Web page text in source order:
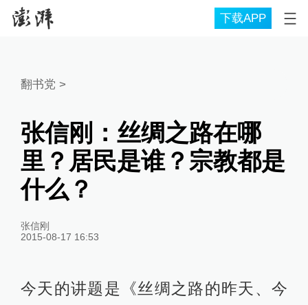
下载APP
翻书党 >
张信刚：丝绸之路在哪
里？居民是谁？宗教都是
什么？
张信刚
2015-08-17 16:53
今天的讲题是《丝绸之路的昨天、今